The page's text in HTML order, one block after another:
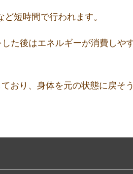
短時間で行われます。
た後はエネルギーが消費し
おり、身体を元の状態に戻